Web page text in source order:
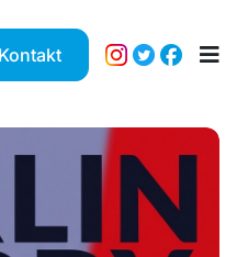
Kontakt